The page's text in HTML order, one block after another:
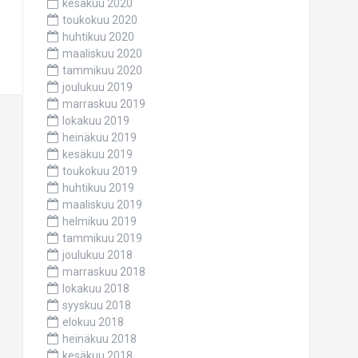
kesäkuu 2020
toukokuu 2020
huhtikuu 2020
maaliskuu 2020
tammikuu 2020
joulukuu 2019
marraskuu 2019
lokakuu 2019
heinäkuu 2019
kesäkuu 2019
toukokuu 2019
huhtikuu 2019
maaliskuu 2019
helmikuu 2019
tammikuu 2019
joulukuu 2018
marraskuu 2018
lokakuu 2018
syyskuu 2018
elokuu 2018
heinäkuu 2018